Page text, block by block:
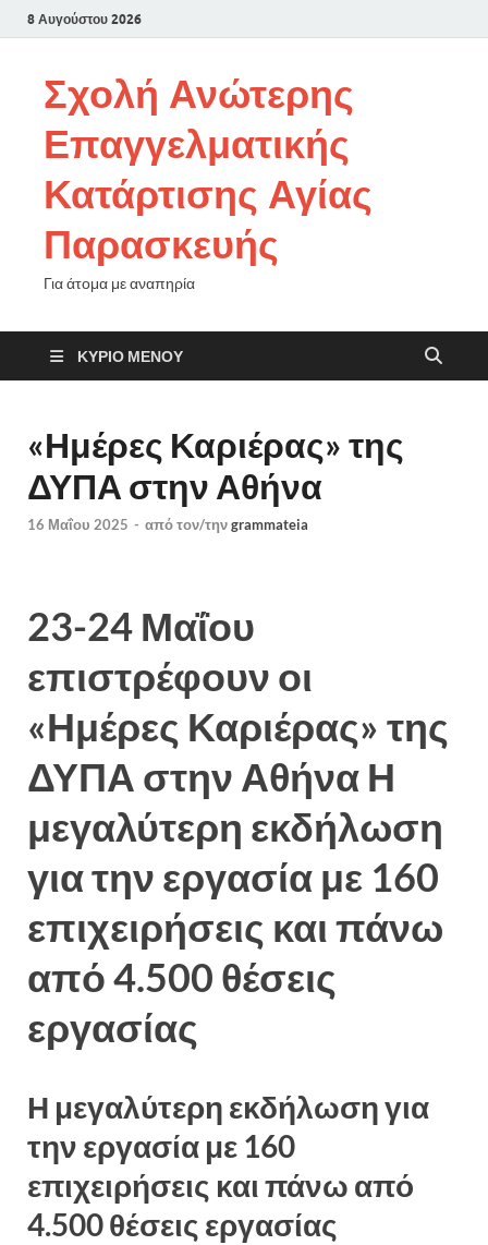
8 Αυγούστου 2026
Σχολή Ανώτερης
Επαγγελματικής
Κατάρτισης Αγίας
Παρασκευής
Για άτομα με αναπηρία
ΚΎΡΙΟ ΜΕΝΟΎ
«Ημέρες Καριέρας» της
ΔΥΠΑ στην Αθήνα
16 Μαΐου 2025 - από τον/τηνgrammateia
23-24 Μαΐου
επιστρέφουν οι
«Ημέρες Καριέρας» της
ΔΥΠΑ στην Αθήνα Η
μεγαλύτερη εκδήλωση
για την εργασία με 160
επιχειρήσεις και πάνω
από 4.500 θέσεις
εργασίας
Η μεγαλύτερη εκδήλωση για
την εργασία με 160
επιχειρήσεις και πάνω από
4.500 θέσεις εργασίας